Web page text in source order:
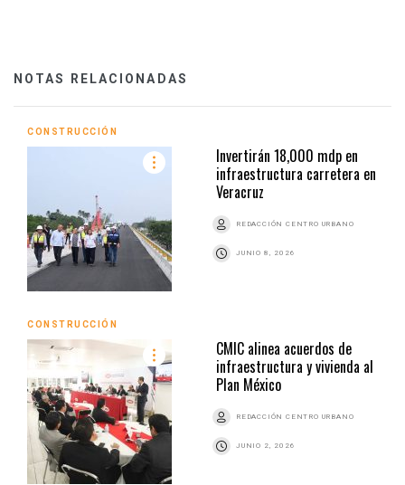
NOTAS RELACIONADAS
CONSTRUCCIÓN
Invertirán 18,000 mdp en
infraestructura carretera en
Veracruz
REDACCIÓN CENTRO URBANO
JUNIO 8, 2026
CONSTRUCCIÓN
CMIC alinea acuerdos de
infraestructura y vivienda al
Plan México
REDACCIÓN CENTRO URBANO
JUNIO 2, 2026